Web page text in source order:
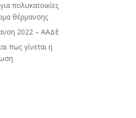
πολυκατοικίες
θέρμανσης
2022 – ΑΑΔΕ
πως γίνεται η